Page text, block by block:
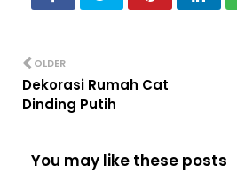
OLDER
Dekorasi Rumah Cat
Dinding Putih
You may like these posts